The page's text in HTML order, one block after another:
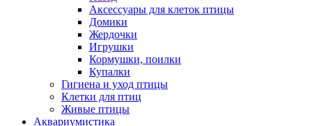
Аксессуары для клеток птицы
Домики
Жердочки
Игрушки
Кормушки, поилки
Купалки
Гигиена и уход птицы
Клетки для птиц
Живые птицы
Аквариумистика